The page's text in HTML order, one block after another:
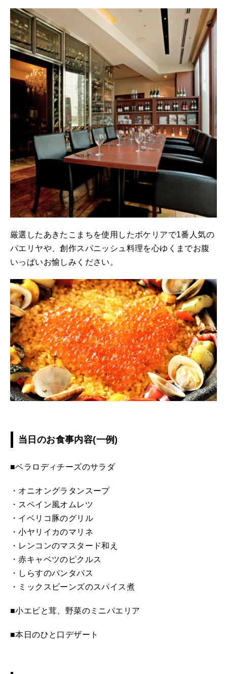
厳選したあきたこまちを使用したボケリアで1番人気の
パエリヤや、創作スパニッシュ料理を心ゆくまでお腹
いっぱいお愉しみください。
当日のお食事内容(一例)
■ベラロディチーズのサラダ
・オニオングラタンスープ
・スペイン風オムレツ
・イベリコ豚のグリル
・小ヤリイカのマリネ
・レンコンのマスタード和え
・赤キャベツのピクルス
・しらすのパンタパス
・ミックスビーンズのスパイス煮
■小エビと茸、野菜のミニパエリア
■本日のひと口デザート